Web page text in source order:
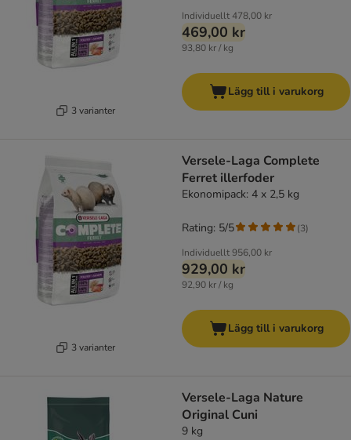
3 varianter
Individuellt478,00 kr
469,00 kr
93,80 kr / kg
Lägg till i varukorg
3 varianter
Versele-Laga Complete
Ferret illerfoder
Ekonomipack: 4 x 2,5 kg
Individuellt956,00 kr
929,00 kr
92,90 kr / kg
Rating: 5/5 (3)
Lägg till i varukorg
Versele-Laga Nature
Original Cuni
9 kg